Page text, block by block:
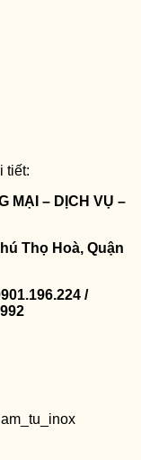
tiết:
MẠI – DỊCH VỤ –
Thọ Hoà, Quận
/